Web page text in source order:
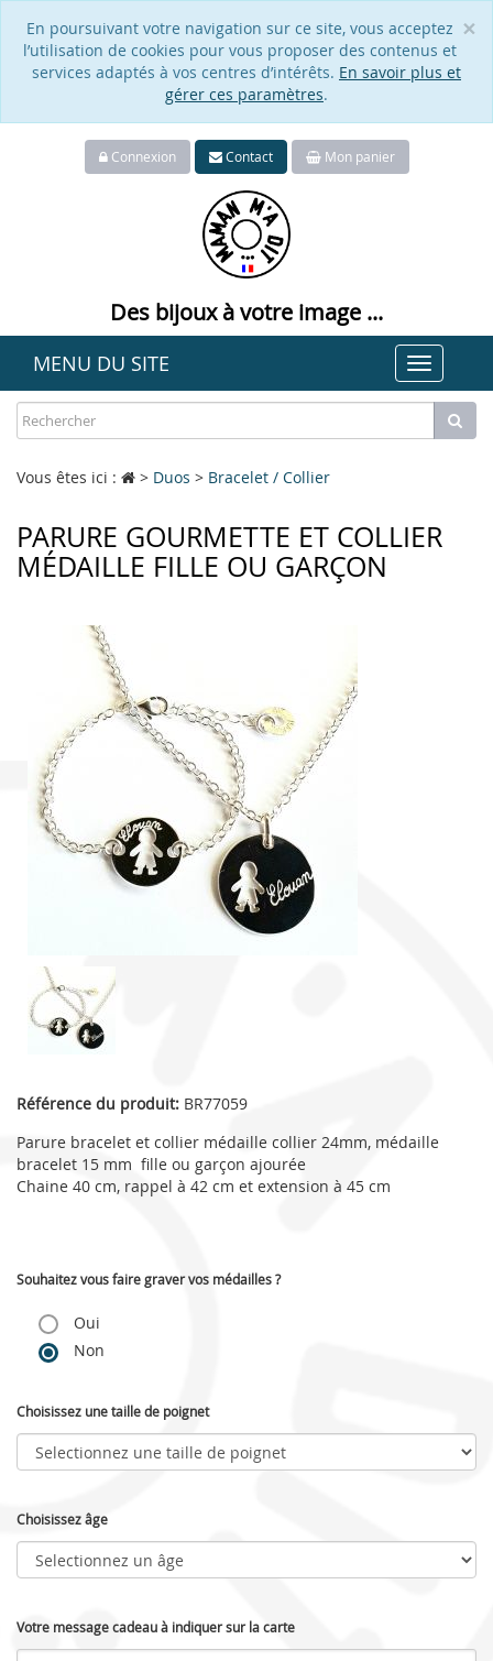
×
En poursuivant votre navigation sur ce site, vous acceptez
l’utilisation de cookies pour vous proposer des contenus et
services adaptés à vos centres d’intérêts. En savoir plus et
gérer ces paramètres.
Connexion Contact Mon panier
Des bijoux à votre image ...
MENU DU SITE
Toggle
Vous êtes ici : > Duos > Bracelet / Collier
PARURE GOURMETTE ET COLLIER
MÉDAILLE FILLE OU GARÇON
Référence du produit: BR77059
Parure bracelet et collier médaille collier 24mm, médaille
bracelet 15 mm fille ou garçon ajourée
Chaine 40 cm, rappel à 42 cm et extension à 45 cm
Souhaitez vous faire graver vos médailles ?
Oui
Non
Choisissez une taille de poignet
Choisissez âge
Votre message cadeau à indiquer sur la carte